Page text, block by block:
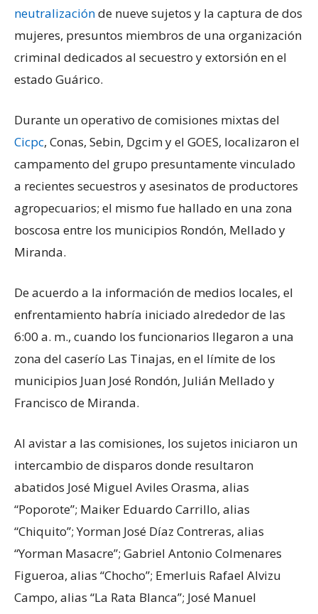
neutralizaciónde nueve sujetos y la captura de dos
mujeres, presuntos miembros de una organización
criminal dedicados al secuestro y extorsión en el
estado Guárico.
Durante un operativo de comisiones mixtas del
Cicpc, Conas, Sebin, Dgcim y el GOES, localizaron el
campamento del grupo presuntamente vinculado
a recientes secuestros y asesinatos de productores
agropecuarios; el mismo fue hallado en una zona
boscosa entre los municipios Rondón, Mellado y
Miranda.
De acuerdo a la información de medios locales, el
enfrentamiento habría iniciado alrededor de las
6:00 a. m., cuando los funcionarios llegaron a una
zona del caserío Las Tinajas, en el límite de los
municipios Juan José Rondón, Julián Mellado y
Francisco de Miranda.
Al avistar a las comisiones, los sujetos iniciaron un
intercambio de disparos donde resultaron
abatidos José Miguel Aviles Orasma, alias
“Poporote”; Maiker Eduardo Carrillo, alias
“Chiquito”; Yorman José Díaz Contreras, alias
“Yorman Masacre”; Gabriel Antonio Colmenares
Figueroa, alias “Chocho”; Emerluis Rafael Alvizu
Campo, alias “La Rata Blanca”; José Manuel